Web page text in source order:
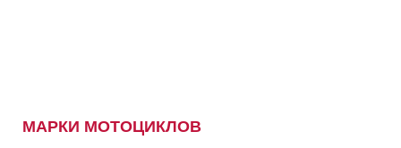
МАРКИ МОТОЦИКЛОВ